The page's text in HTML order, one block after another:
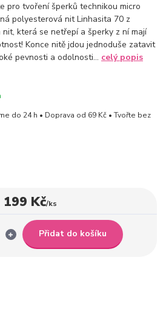
pro tvoření šperků technikou micro
polyesterová nit Linhasita 70 z
která se netřepí a šperky z ní mají
Konce nitě jdou jednoduše zatavit
pevnosti a odolnosti... celý popis
do 24 h • Doprava od 69 Kč • Tvořte bez
199 Kč/ks
Přidat do košíku